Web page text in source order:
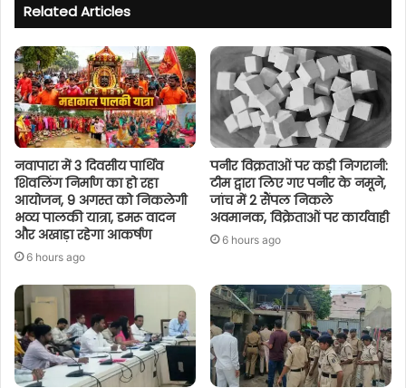
Related Articles
नवापारा में 3 दिवसीय पार्थिव
शिवलिंग निर्माण का हो रहा
आयोजन, 9 अगस्त को निकलेगी
भव्य पालकी यात्रा, डमरू वादन
और अखाड़ा रहेगा आकर्षण
6 hours ago
पनीर विक्रताओं पर कड़ी निगरानी:
टीम द्वारा लिए गए पनीर के नमूने,
जांच में 2 सैंपल निकले
अवमानक, विक्रेताओं पर कार्यवाही
6 hours ago